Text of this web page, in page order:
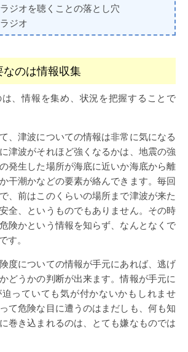
ジオを聴くことの落とし穴
ジオ
なのは情報収集
、情報を集め、状況を把握することで
、津波についての情報は非常に気になる
津波がそれほど強くなるかは、地震の強
発生した場所が海底に近いか海底から離
干潮かなどの要素が絡んできます。毎回
、前はこのくらいの場所まで津波が来た
全、というものでもありません。その時
険かという情報を知らず、なんとなくで
す。
度についての情報が手元にあれば、逃げ
どうかの判断が出来ます。情報が手元に
っていても気が付かないかもしれませ
て危険な目に遭うのはまだしも、何も知
巻き込まれるのは、とても嫌なものでは